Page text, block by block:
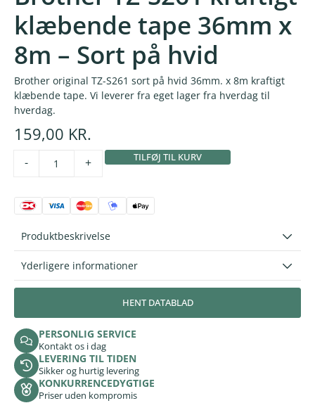
klæbende tape 36mm x
8m – Sort på hvid
Brother original TZ-S261 sort på hvid 36mm. x 8m kraftigt
klæbende tape. Vi leverer fra eget lager fra hverdag til
hverdag.
159,00 KR.
- + TILFØJ TIL KURV
Produktbeskrivelse
Yderligere informationer
HENT DATABLAD
PERSONLIG SERVICE
Kontakt os i dag
LEVERING TIL TIDEN
Sikker og hurtig levering
KONKURRENCEDYGTIGE
Priser uden kompromis